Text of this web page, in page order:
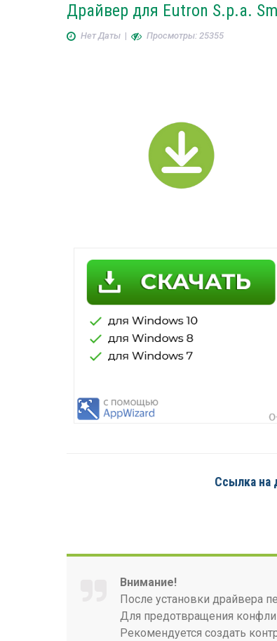
Драйвер для Eutron S.p.a.
Нет Даты | Просмотры: 25355
Ссылка на
Внимание!
После установки драйвера
Для предотвращения
Рекомендуется создать